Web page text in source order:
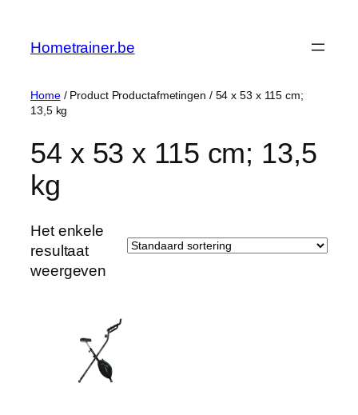
Hometrainer.be
Home/ Product Productafmetingen / ‎54 x 53 x 115 cm;
13,5 kg
‎54 x 53 x 115 cm; 13,5
kg
Het enkele
resultaat
weergeven